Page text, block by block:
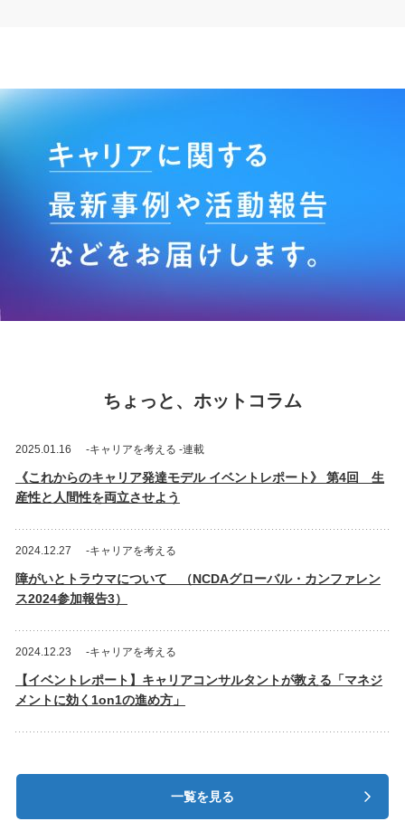
ちょっと、ホットコラム
2025.01.16 -キャリアを考える -連載
《これからのキャリア発達モデル イベントレポート》 第4回 生
産性と人間性を両立させよう
2024.12.27 -キャリアを考える
障がいとトラウマについて （NCDAグローバル・カンファレン
ス2024参加報告3）
2024.12.23 -キャリアを考える
【イベントレポート】キャリアコンサルタントが教える「マネジ
メントに効く1on1の進め方」
一覧を見る